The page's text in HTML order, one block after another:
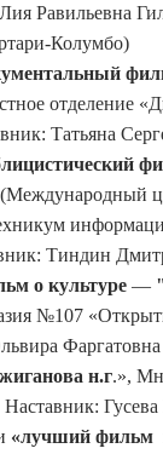
Равильевна
Колумбо)
отделение
Татьяна
Тиндин
о культуре —
№107
н.г.»,
Гусева
«лучший фильм